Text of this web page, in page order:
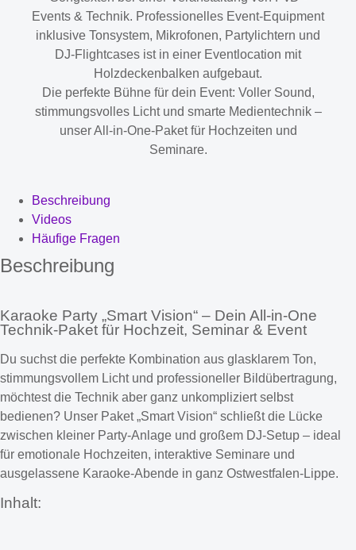
Die perfekte Bühne für dein Event: Voller Sound,
stimmungsvolles Licht und smarte Medientechnik –
unser All-in-One-Paket für Hochzeiten und
Seminare.
Beschreibung
Videos
Häufige Fragen
Beschreibung
Karaoke Party „Smart Vision“ – Dein All-in-One
Technik-Paket für Hochzeit, Seminar & Event
Du suchst die perfekte Kombination aus glasklarem Ton,
stimmungsvollem Licht und professioneller Bildübertragung,
möchtest die Technik aber ganz unkompliziert selbst
bedienen? Unser Paket „Smart Vision“ schließt die Lücke
zwischen kleiner Party-Anlage und großem DJ-Setup – ideal
für emotionale Hochzeiten, interaktive Seminare und
ausgelassene Karaoke-Abende in ganz Ostwestfalen-Lippe.
Inhalt: